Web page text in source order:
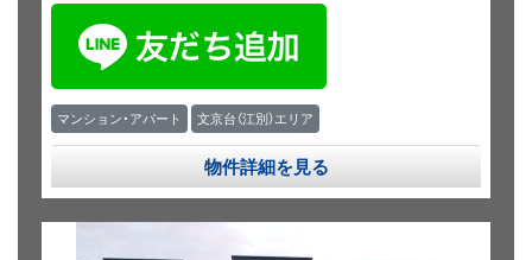
マンション・アパート 文京台（江別）エリア
物件詳細を見る